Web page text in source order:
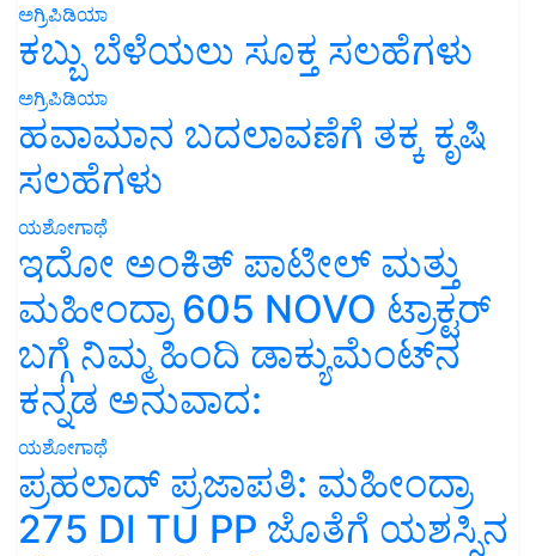
ಅಗ್ರಿಪಿಡಿಯಾ
ಕಬ್ಬು ಬೆಳೆಯಲು ಸೂಕ್ತ ಸಲಹೆಗಳು
ಅಗ್ರಿಪಿಡಿಯಾ
ಹವಾಮಾನ ಬದಲಾವಣೆಗೆ ತಕ್ಕ ಕೃಷಿ
ಸಲಹೆಗಳು
ಯಶೋಗಾಥೆ
ಇದೋ ಅಂಕಿತ್ ಪಾಟೀಲ್ ಮತ್ತು
ಮಹೀಂದ್ರಾ 605 NOVO ಟ್ರಾಕ್ಟರ್
ಬಗ್ಗೆ ನಿಮ್ಮ ಹಿಂದಿ ಡಾಕ್ಯುಮೆಂಟ್‌ನ
ಕನ್ನಡ ಅನುವಾದ:
ಯಶೋಗಾಥೆ
ಪ್ರಹಲಾದ್ ಪ್ರಜಾಪತಿ: ಮಹೀಂದ್ರಾ
275 DI TU PP ಜೊತೆಗೆ ಯಶಸ್ಸಿನ